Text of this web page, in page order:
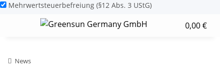
Mehrwertsteuerbefreiung (§12 Abs. 3 UStG)
0,00 €
News